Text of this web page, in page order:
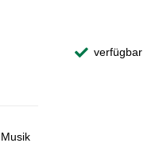
verfügbar